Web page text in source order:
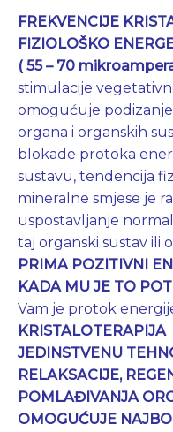
FREKVENCIJE
FIZIOLOŠKO
( 55 – 70
stimulacije
omogućuje
organa i organskih
blokade protoka
sustavu, tendencija
mineralne smjese je
uspostavljanje
taj organski sustav ili
PRIMA POZITIVNI
KADA MU JE TO
Vam je protok
KRISTALOTERAPIJA
JEDINSTVENU
RELAKSACIJE,
POMLAĐIVANJA
OMOGUĆUJE